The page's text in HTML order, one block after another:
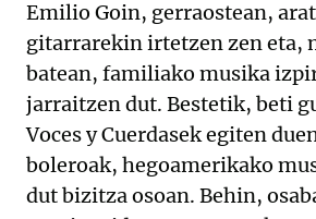
Emilio Goin, gerraostean,
gitarrarekin irtetzen zen eta,
batean, familiako musika
jarraitzen dut. Bestetik, beti
Voces y Cuerdasek egiten
boleroak, hegoamerikako
dut bizitza osoan. Behin,